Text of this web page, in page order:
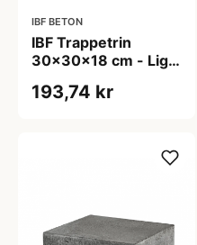
IBF BETON
IBF Trappetrin
30x30x18 cm - Lige
193,74 kr